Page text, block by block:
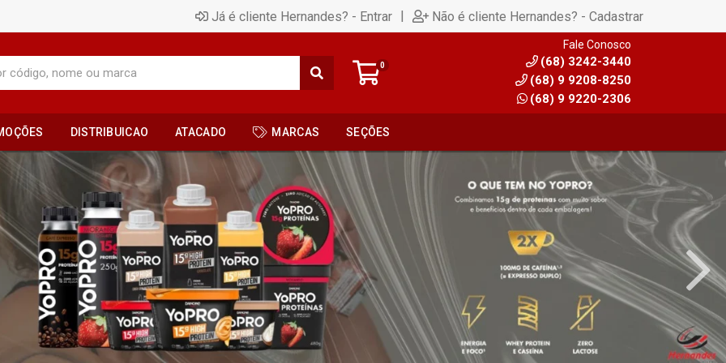
Já é cliente Hernandes? - Entrar | Não é cliente Hernandes? - Cadastrar
0
Fale Conosco
(68) 3242-3440
(68) 9 9208-8250
(68) 9 9220-2306
DISTRIBUICAO ATACADO MARCAS SEÇÕES